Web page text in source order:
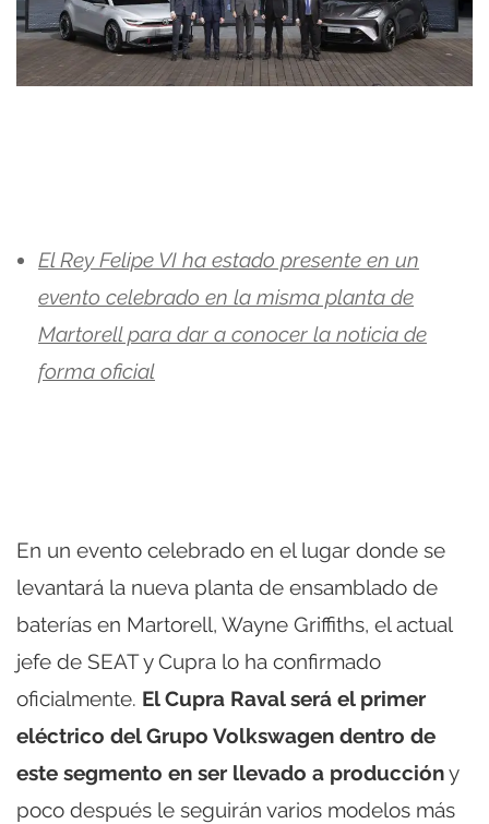
El Rey Felipe VI ha estado presente en un
evento celebrado en la misma planta de
Martorell para dar a conocer la noticia de
forma oficial
En un evento celebrado en el lugar donde se
levantará la nueva planta de ensamblado de
baterías en Martorell, Wayne Griffiths, el actual
jefe de SEAT y Cupra lo ha confirmado
oficialmente. El Cupra Raval será el primer
eléctrico del Grupo Volkswagen dentro de
este segmento en ser llevado a produccióny
poco después le seguirán varios modelos más